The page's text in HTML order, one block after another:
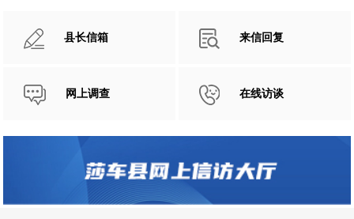
县长信箱 来信回复
网上调查 在线访谈